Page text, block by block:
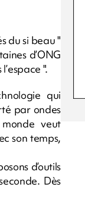
du si beau "
d’ONG
".
qui
par ondes
veut
son temps,
d’outils
Dès